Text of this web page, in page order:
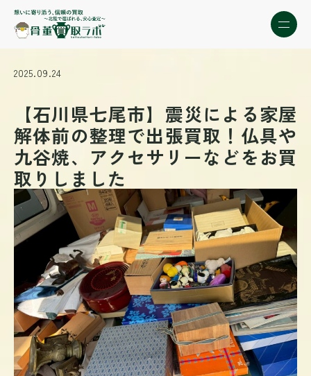
2025.09.24
【石川県七尾市】震災による家屋
解体前の整理で出張買取！仏具や
九谷焼、アクセサリーなどをお買
取りしました